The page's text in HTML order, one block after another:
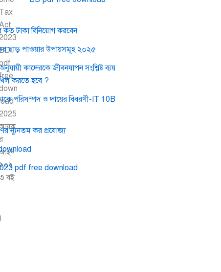
টাকা বিনিয়োগ করবেন
কর ছাড় পাওয়ার উপায়সমূহ ২০২৫
কাদেরকে জীবনযাপন সংশ্লিষ্ট ব্যয়
করতে হবে ?
পরিসম্পদ ও দায়ের বিবরণী-IT 10B
ন্যূনতম কর প্রযোজ্য
pdf free download